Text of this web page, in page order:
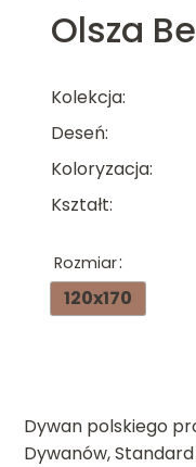
Olsza
Kolekcja
Deseń
Koloryzacja
Kształt
Rozmiar
120x170
Dywan polskiego
Dywanów,